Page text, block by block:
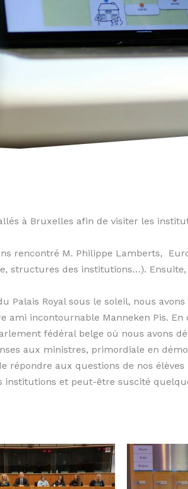
à Bruxelles afin de visiter les
rencontré M. Philippe Lamberts,
structures des institutions…).
Palais Royal sous le soleil, nous
ami incontournable Manneken Pis.
fédéral belge où nous avons
aux ministres, primordiale en
répondre aux questions de nos
institutions et peut-être suscité